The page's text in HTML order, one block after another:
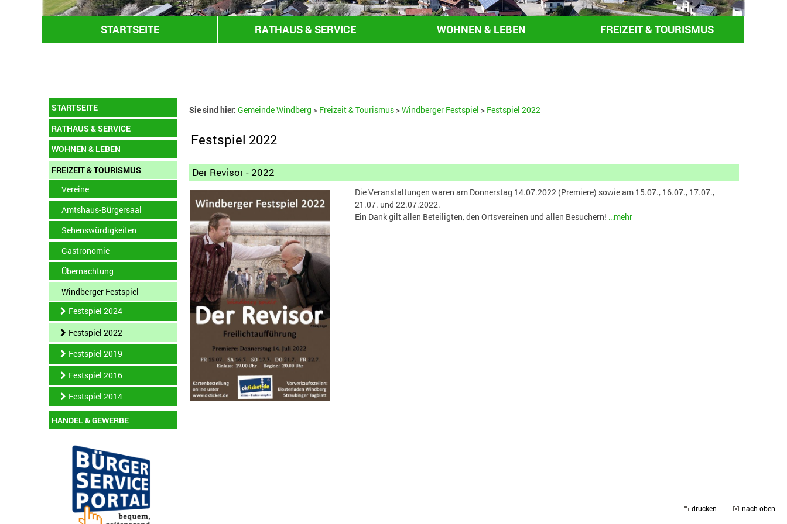
STARTSEITE RATHAUS & SERVICE WOHNEN & LEBEN
FREIZEIT & TOURISMUS
STARTSEITE
RATHAUS & SERVICE
WOHNEN & LEBEN
FREIZEIT & TOURISMUS
Vereine
Amtshaus-Bürgersaal
Sehenswürdigkeiten
Gastronomie
Übernachtung
Windberger Festspiel
Festspiel 2024
Festspiel 2022
Festspiel 2019
Festspiel 2016
Festspiel 2014
HANDEL & GEWERBE
Sie sind hier: Gemeinde Windberg > Freizeit & Tourismus>Windberger Festspiel > Festspiel 2022
Festspiel 2022
Der Revisor - 2022
Die Veranstaltungen waren am Donnerstag 14.07.2022 (Premiere) sowie am 15.07., 16.07., 17.07.,
21.07. und 22.07.2022.
Ein Dank gilt allen Beteiligten, den Ortsvereinen und allen Besuchern! …mehr
drucken nach oben